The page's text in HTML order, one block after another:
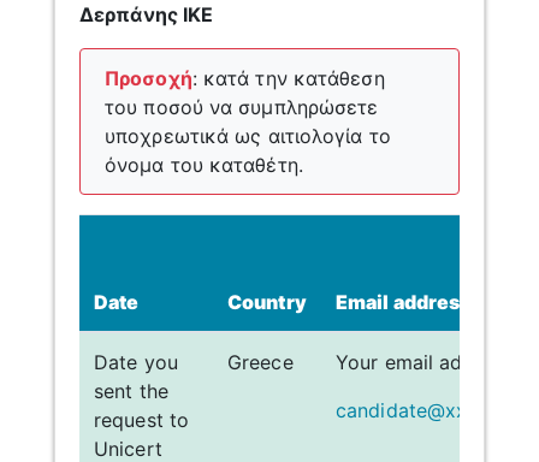
Δερπάνης ΙΚΕ
Προσοχή: κατά την κατάθεση
του ποσού να συμπληρώσετε
υποχρεωτικά ως αιτιολογία το
όνομα του καταθέτη.
Date Country Email address
Date you
sent the
request to
Unicert
Greece
Your email address
candidate@xxxx.xx